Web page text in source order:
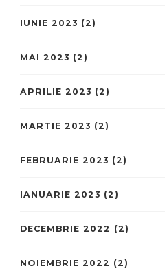
IUNIE 2023 (2)
MAI 2023 (2)
APRILIE 2023 (2)
MARTIE 2023 (2)
FEBRUARIE 2023 (2)
IANUARIE 2023 (2)
DECEMBRIE 2022 (2)
NOIEMBRIE 2022 (2)